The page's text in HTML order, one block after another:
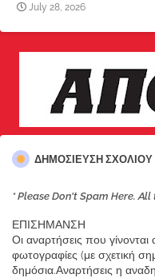
July 28, 2026
ΔΗΜΟΣΊΕΥΣΗ ΣΧΟΛΊΟΥ
* Please Don't Spam Here.
ΕΠΙΣΗΜΑΝΣΗ
Οι αναρτήσεις που γίνονται
φωτογραφίες (με σχετική
δημόσια.Αναρτήσεις η